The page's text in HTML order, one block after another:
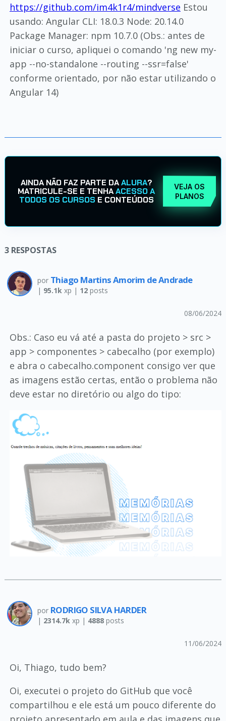
https://github.com/im4k1r4/mindverse Estou
usando: Angular CLI: 18.0.3 Node: 20.14.0
Package Manager: npm 10.7.0 (Obs.: antes de
iniciar o curso, apliquei o comando 'ng new my-
app --no-standalone --routing --ssr=false'
conforme orientado, por não estar utilizando o
Angular 14)
AINDA NÃO FAZ PARTE DAALURA?
MATRICULE-SE E TENHAACESSO A
TODOS OS CURSOS E CONTEÚDOS
VEJA OS
PLANOS
3 RESPOSTAS
por Thiago Martins Amorim de Andrade
| 95.1k xp | 12posts
08/06/2024
Obs.: Caso eu vá até a pasta do projeto > src >
app > componentes > cabecalho (por exemplo)
e abra o cabecalho.component consigo ver que
as imagens estão certas, então o problema não
deve estar no diretório ou algo do tipo:
por RODRIGO SILVA HARDER
| 2314.7k xp | 4888posts
11/06/2024
Oi, Thiago, tudo bem?
Oi, executei o projeto do GitHub que você
compartilhou e ele está um pouco diferente do